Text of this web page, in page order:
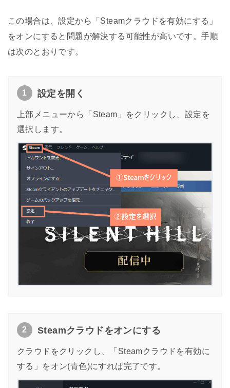
この場合は、設定から「Steamクラウドを有効にする」
をオンにすると問題が解決する可能性が高いです。手順
は次のとおりです。
1 設定を開く
上部メニューから「Steam」をクリックし、設定を
選択します。
2 Steamクラウドをオンにする
クラウドをクリックし、「Steamクラウドを有効に
する」をオン(青色)にすれば完了です。